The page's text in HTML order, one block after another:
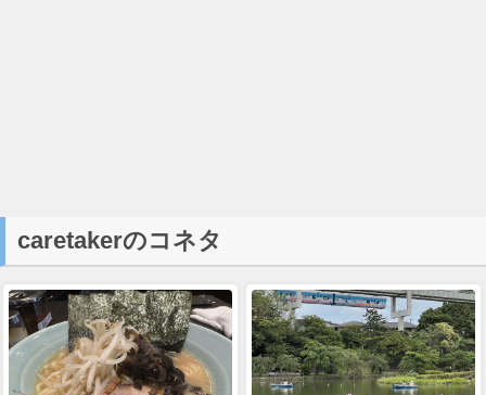
caretakerのコネタ